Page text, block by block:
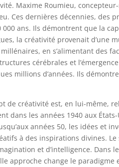
Maxime Roumieu,
Ces dernières décennies, des
ans. Ils démontrent que la
la créativité provenait
en s’alimentant des
cérébrales et
millions d’années. Ils
de créativité est, en lui-même,
dans les années 1940 aux États-
années 50, les idées et
à des inspirations divines.
et d’intelligence. Dans
approche change le paradigme